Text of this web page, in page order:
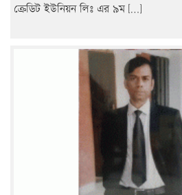
ক্রেডিট ইউনিয়ন লিঃ এর ৯ম […]